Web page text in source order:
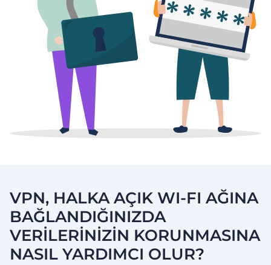
VPN, HALKA AÇIK WI-FI AĞINA
BAĞLANDIĞINIZDA
VERİLERİNİZİN KORUNMASINA
NASIL YARDIMCI OLUR?